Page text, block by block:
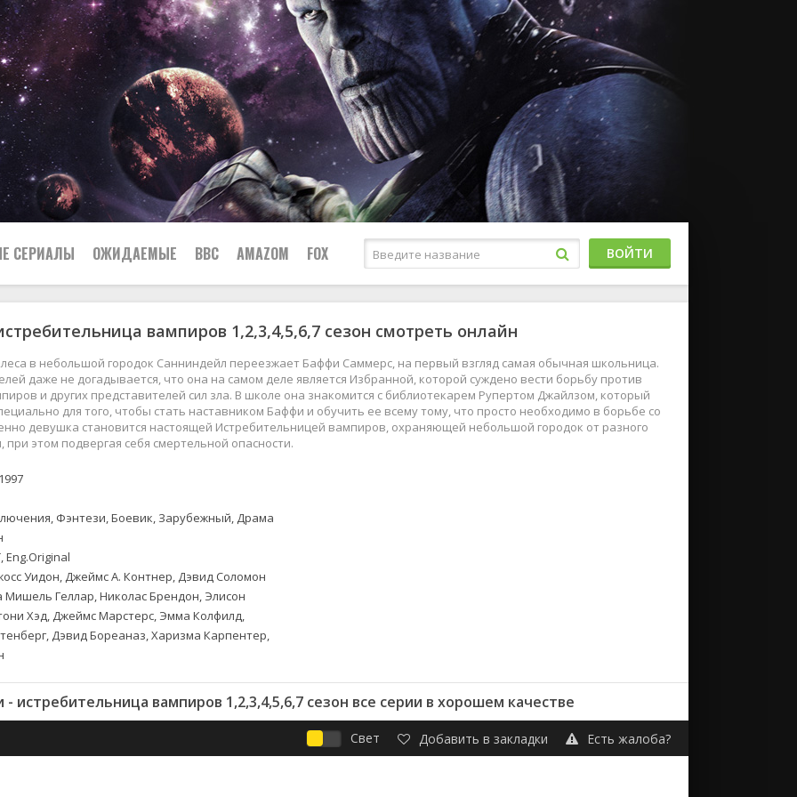
СЕРИАЛЫ
Боевики
Приключения
Детективы
Драмы
Мелодрамы
Ужасы
Военные
Семейные
Спортивные
Вестерны
ОЖИДАЕМЫЕ BBC AMAZOM FOX ВОЙТИ
вампиров 1,2,3,4,5,6,7 сезон смотреть онлайн
в небольшой городок Санниндейл переезжает Баффи Саммерс, на первый взгляд самая обычная школьница.
даже не догадывается, что она на самом деле является Избранной, которой суждено вести борьбу против
и других представителей сил зла. В школе она знакомится с библиотекарем Рупертом Джайлзом, который
для того, чтобы стать наставником Баффи и обучить ее всему тому, что просто необходимо в борьбе со
девушка становится настоящей Истребительницей вампиров, охраняющей небольшой городок от разного
при этом подвергая себя смертельной опасности.
1997
Фэнтези, Боевик, Зарубежный, Драма
Eng.Original
Уидон, Джеймс А. Контнер, Дэвид Соломон
Мишель Геллар, Николас Брендон, Элисон
Хэд, Джеймс Марстерс, Эмма Колфилд,
Дэвид Бореаназ, Харизма Карпентер,
истребительница вампиров 1,2,3,4,5,6,7 сезон все серии в хорошем качестве
Свет Добавить в закладки Есть жалоба?